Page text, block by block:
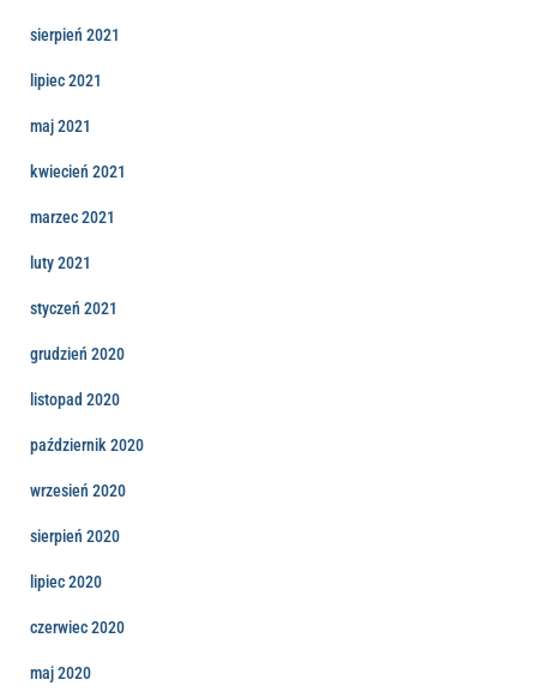
sierpień 2021
lipiec 2021
maj 2021
kwiecień 2021
marzec 2021
luty 2021
styczeń 2021
grudzień 2020
listopad 2020
październik 2020
wrzesień 2020
sierpień 2020
lipiec 2020
czerwiec 2020
maj 2020